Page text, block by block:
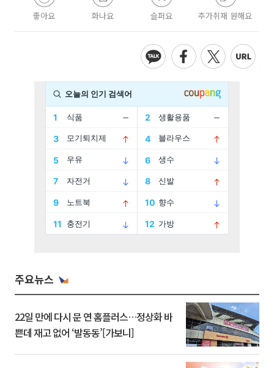
좋아요 화나요 슬퍼요 추가취재 원해요
주요뉴스
22일 만에 다시 문 연 홈플러스…정상화 바
쁜데 재고 없어 ‘발동동’[가보니]